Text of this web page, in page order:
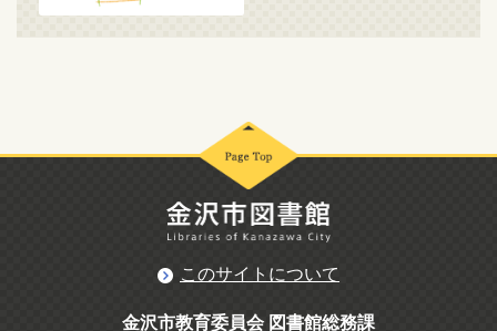
このサイトについて
金沢市教育委員会 図書館総務課